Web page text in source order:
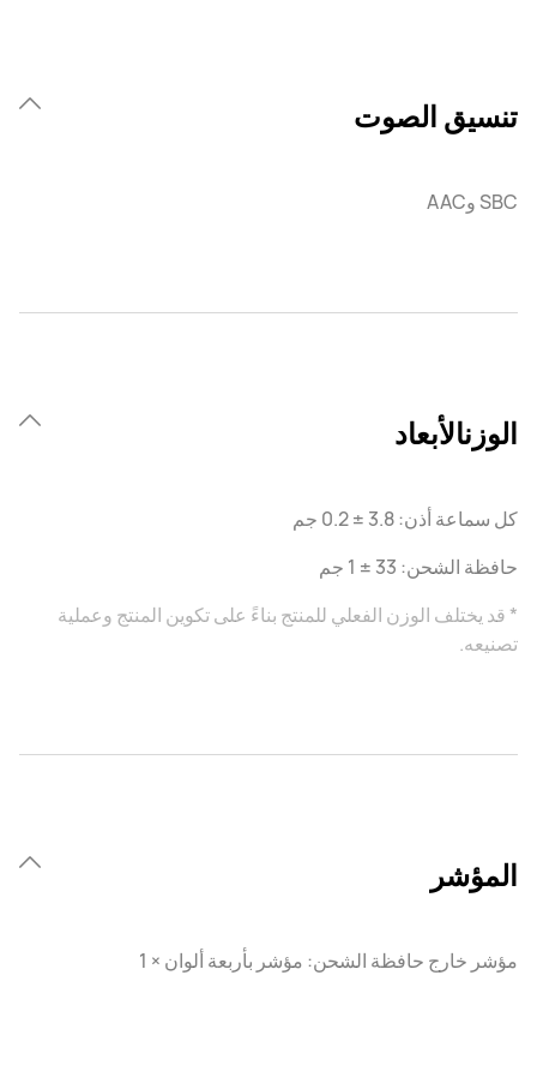
تنسيق الصوت
SBC وAAC
الوزنالأبعاد
كل سماعة أذن: 3.8 ± 0.2 جم
حافظة الشحن: 33 ± 1 جم
* قد يختلف الوزن الفعلي للمنتج بناءً على تكوين المنتج وعملية
تصنيعه.
المؤشر
مؤشر خارج حافظة الشحن: مؤشر بأربعة ألوان × 1